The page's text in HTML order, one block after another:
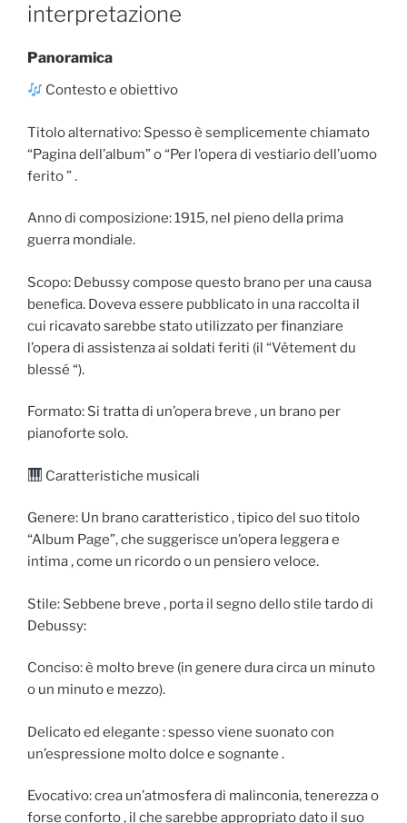
interpretazione
Panoramica
Contesto e obiettivo
Titolo alternativo: Spesso è semplicemente chiamato
“Pagina dell’album” o “Per l’opera di vestiario dell’uomo
ferito ” .
Anno di composizione: 1915, nel pieno della prima
guerra mondiale.
Scopo: Debussy compose questo brano per una causa
benefica. Doveva essere pubblicato in una raccolta il
cui ricavato sarebbe stato utilizzato per finanziare
l’opera di assistenza ai soldati feriti (il “Vêtement du
blessé “).
Formato: Si tratta di un’opera breve , un brano per
pianoforte solo.
Caratteristiche musicali
Genere: Un brano caratteristico , tipico del suo titolo
“Album Page”, che suggerisce un’opera leggera e
intima , come un ricordo o un pensiero veloce.
Stile: Sebbene breve , porta il segno dello stile tardo di
Debussy:
Conciso: è molto breve (in genere dura circa un minuto
o un minuto e mezzo).
Delicato ed elegante : spesso viene suonato con
un’espressione molto dolce e sognante .
Evocativo: crea un’atmosfera di malinconia, tenerezza o
forse conforto , il che sarebbe appropriato dato il suo